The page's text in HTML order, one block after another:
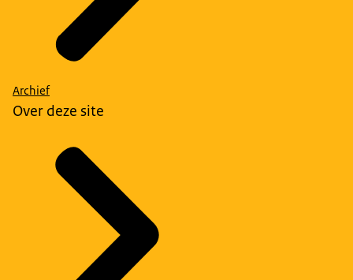
Archief
Over deze site